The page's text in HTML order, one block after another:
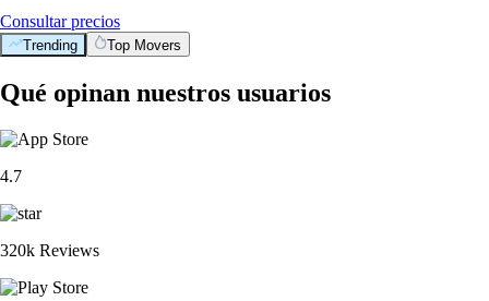
Consultar precios
Trending Top Movers
Qué opinan nuestros usuarios
4.7
320k Reviews